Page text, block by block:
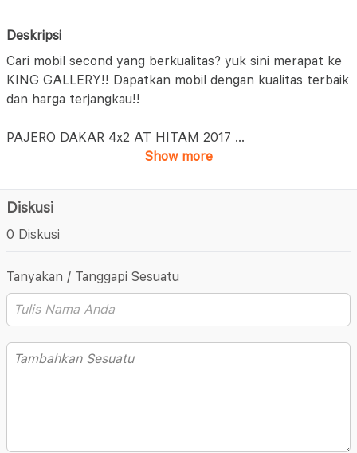
Deskripsi
Cari mobil second yang berkualitas? yuk sini merapat ke
KING GALLERY!! Dapatkan mobil dengan kualitas terbaik
dan harga terjangkau!!
PAJERO DAKAR 4x2 AT HITAM 2017 ...
Show more
Diskusi
0 Diskusi
Tanyakan / Tanggapi Sesuatu